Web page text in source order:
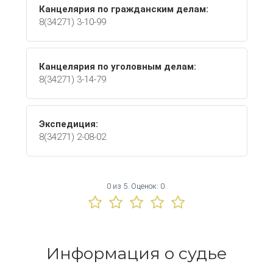
Канцелярия по гражданским делам:
8(34271) 3-10-99
Канцелярия по уголовным делам:
8(34271) 3-14-79
Экспедиция:
8(34271) 2-08-02
0 из 5. Оценок: 0
Информация о судье